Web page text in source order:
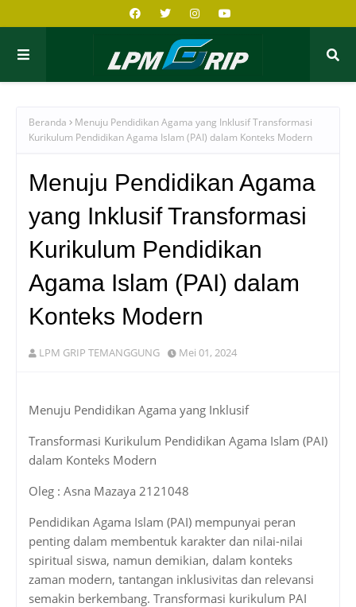
Beranda
Menuju Pendidikan Agama yang Inklusif Transformasi
Kurikulum Pendidikan Agama Islam (PAI) dalam Konteks Modern
Menuju Pendidikan Agama
yang Inklusif Transformasi
Kurikulum Pendidikan
Agama Islam (PAI) dalam
Konteks Modern
LPM GRIP TEMANGGUNG Mei 01, 2024
Menuju Pendidikan Agama yang Inklusif
Transformasi Kurikulum Pendidikan Agama Islam (PAI)
dalam Konteks Modern
Oleg : Asna Mazaya 2121048
Pendidikan Agama Islam (PAI) mempunyai peran
penting dalam membentuk karakter dan nilai-nilai
spiritual siswa, namun demikian, dalam konteks
zaman modern, tantangan inklusivitas dan relevansi
semakin berkembang. Transformasi kurikulum PAI